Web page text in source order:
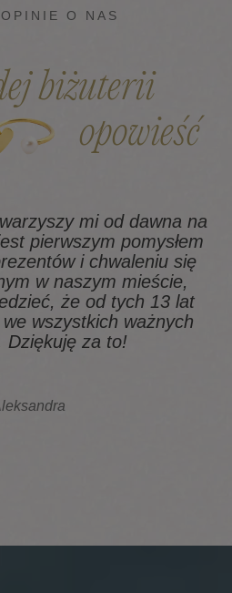
O NAS
biżuterii
opowieść
mi od dawna na
pierwszym pomysłem
i chwaleniu się
w naszym mieście,
że od tych 13 lat
wszystkich ważnych
Dziękuję za to!